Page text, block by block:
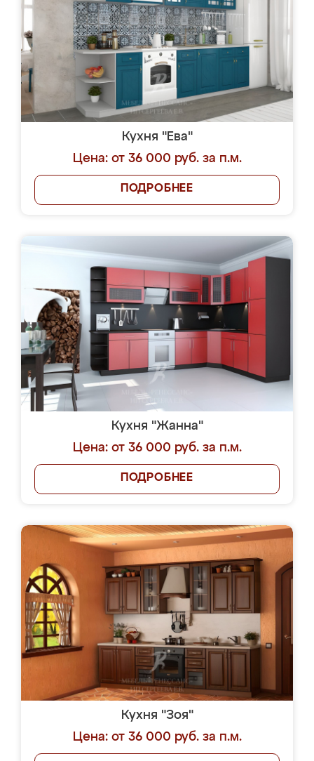
Кухня "Ева"
Цена: от 36 000 руб. за п.м.
ПОДРОБНЕЕ
Кухня "Жанна"
Цена: от 36 000 руб. за п.м.
ПОДРОБНЕЕ
Кухня "Зоя"
Цена: от 36 000 руб. за п.м.